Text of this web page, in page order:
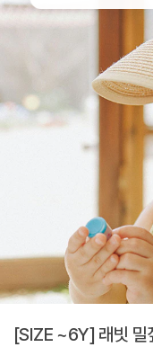
[SIZE ~6Y] 래빗 밀